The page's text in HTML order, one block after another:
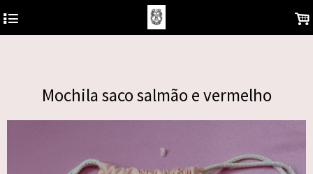
https://analytics.google.com/analytics/web/?hl=pt-BR&pli=1#/report-
home/a122681577w180810930p178850878
4 .
Mochila saco salmão e vermelho